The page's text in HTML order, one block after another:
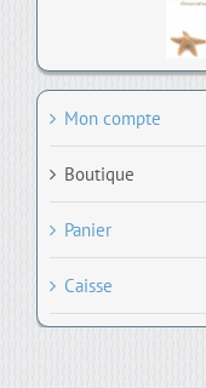
Mon compte
Boutique
Panier
Caisse